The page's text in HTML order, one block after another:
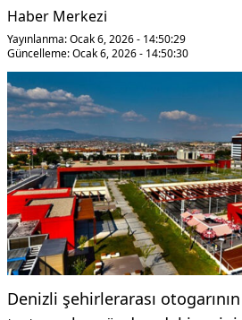
Haber Merkezi
Yayınlanma: Ocak 6, 2026 - 14:50:29
Güncelleme: Ocak 6, 2026 - 14:50:30
Denizli şehirlerarası